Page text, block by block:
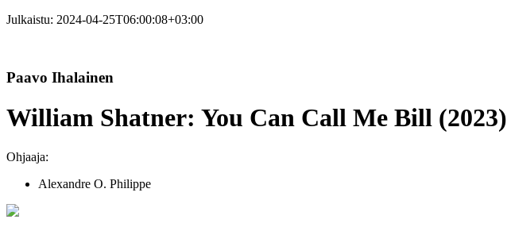
Julkaistu: 2024-04-25T06:00:08+03:00
Paavo Ihalainen
William Shatner: You Can Call Me Bill (2023)
Ohjaaja:
Alexandre O. Philippe